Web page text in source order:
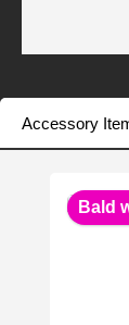
Accessory
Bald